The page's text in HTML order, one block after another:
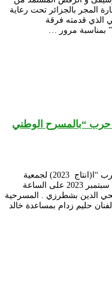
المجر بالجزائر تحت رعاية
الذي قدمته فرقة
بمناسبة مرور …
“بالمسرح الوطني
قدم العرض الشرفي لمسرحية “نزهاو في حرب “ا(انتاج 2023) لجمعية
نوميديا الثقافية لبرج بوعريريج يوم السبت 23 سبتمبر 2023 على الساعة
الدين بشطرزي . المسرحية
حليم زدام بمساعدة خالد